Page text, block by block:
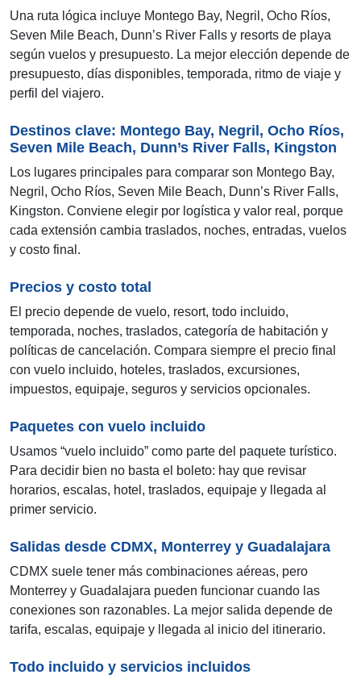
Una ruta lógica incluye Montego Bay, Negril, Ocho Ríos,
Seven Mile Beach, Dunn’s River Falls y resorts de playa
según vuelos y presupuesto. La mejor elección depende de
presupuesto, días disponibles, temporada, ritmo de viaje y
perfil del viajero.
Destinos clave: Montego Bay, Negril, Ocho Ríos,
Seven Mile Beach, Dunn’s River Falls, Kingston
Los lugares principales para comparar son Montego Bay,
Negril, Ocho Ríos, Seven Mile Beach, Dunn’s River Falls,
Kingston. Conviene elegir por logística y valor real, porque
cada extensión cambia traslados, noches, entradas, vuelos
y costo final.
Precios y costo total
El precio depende de vuelo, resort, todo incluido,
temporada, noches, traslados, categoría de habitación y
políticas de cancelación. Compara siempre el precio final
con vuelo incluido, hoteles, traslados, excursiones,
impuestos, equipaje, seguros y servicios opcionales.
Paquetes con vuelo incluido
Usamos “vuelo incluido” como parte del paquete turístico.
Para decidir bien no basta el boleto: hay que revisar
horarios, escalas, hotel, traslados, equipaje y llegada al
primer servicio.
Salidas desde CDMX, Monterrey y Guadalajara
CDMX suele tener más combinaciones aéreas, pero
Monterrey y Guadalajara pueden funcionar cuando las
conexiones son razonables. La mejor salida depende de
tarifa, escalas, equipaje y llegada al inicio del itinerario.
Todo incluido y servicios incluidos